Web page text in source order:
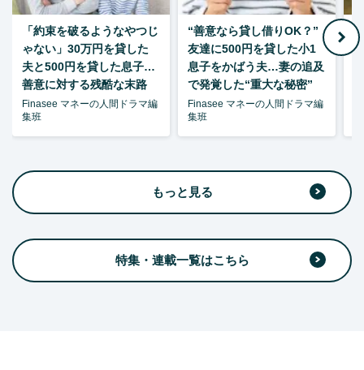
「約束を破るようなやつじ
ゃない」30万円を貸した
夫と500円を貸した息子…
善意に対する残酷な末路
Finasee マネーの人間ドラマ編
集班
“善意なら貸し借りOK？”
友達に500円を貸した小1
息子をかばう夫…妻の追及
で発覚した“重大な秘密”
Finasee マネーの人間ドラマ編
集班
もっと見る
特集・連載一覧はこちら